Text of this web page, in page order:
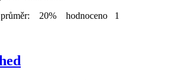
průměr: 20% hodnoceno 1